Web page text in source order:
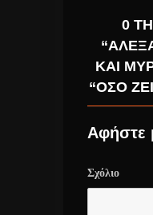
0
ΚΑΙ
“ΌΣΟ
Αφήστε
Σχόλιο